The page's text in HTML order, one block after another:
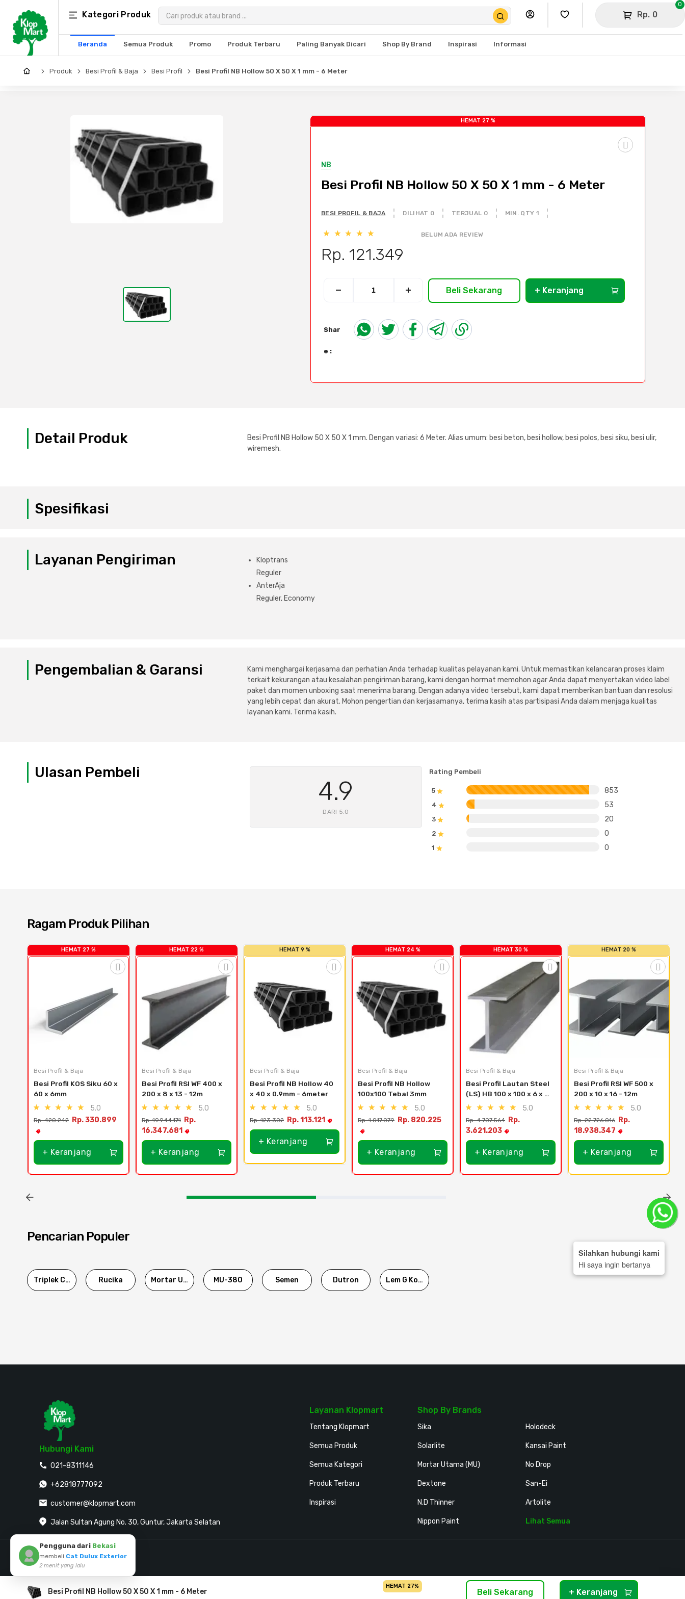
Kategori Produk Rp. 0
0
Beranda Semua Produk Promo Produk Terbaru Paling Banyak Dicari Shop By Brand Inspirasi Informasi
Kategori
Produk
Arsitektur
Produk Besi Profil & Baja Besi Profil Besi Profil NB Hollow 50 X 50 X 1 mm - 6 Meter
HEMAT 27 %
NB
Besi Profil NB Hollow 50 X 50 X 1 mm - 6 Meter
BESI PROFIL & BAJA DILIHAT 0 TERJUAL 0 MIN. QTY 1
BELUM ADA REVIEW
Rp. 121.349
Beli Sekarang + Keranjang
Shar
e :
Detail Produk
Besi Profil NB Hollow 50 X 50 X 1 mm. Dengan variasi: 6 Meter. Alias umum: besi beton, besi hollow, besi polos, besi siku, besi ulir,
wiremesh.
Spesifikasi
Layanan Pengiriman
Kloptrans
Reguler
AnterAja
Reguler, Economy
Pengembalian & Garansi
Kami menghargai kerjasama dan perhatian Anda terhadap kualitas pelayanan kami. Untuk memastikan kelancaran proses klaim
terkait kekurangan atau kesalahan pengiriman barang, kami dengan hormat memohon agar Anda dapat menyertakan video label
paket dan momen unboxing saat menerima barang. Dengan adanya video tersebut, kami dapat memberikan bantuan dan resolusi
yang lebih cepat dan akurat. Mohon pengertian dan kerjasamanya, terima kasih atas partisipasi Anda dalam menjaga kualitas
layanan kami. Terima kasih.
Ulasan Pembeli
4.9
DARI 5.0
Rating Pembeli
5 853
4 53
3 20
2 0
1 0
Besi Profil NB Hollow 50 X 50 X 1 mm - 6 Meter
HEMAT 27%
Beli Sekarang + Keranjang
Ragam Produk Pilihan
HEMAT 27 %
Besi Profil & Baja
Besi Profil KOS Siku 60 x
60 x 6mm
5.0
Rp. 420.242 Rp. 330.899
+ Keranjang
HEMAT 22 %
Besi Profil & Baja
Besi Profil RSI WF 400 x
200 x 8 x 13 - 12m
5.0
Rp. 19.944.171
Rp.
16.347.681
+ Keranjang
HEMAT 9 %
Besi Profil & Baja
Besi Profil NB Hollow 40
x 40 x 0.9mm - 6meter
5.0
Rp. 123.302 Rp. 113.121
+ Keranjang
HEMAT 24 %
Besi Profil & Baja
Besi Profil NB Hollow
100x100 Tebal 3mm
5.0
Rp. 1.017.079 Rp. 820.225
+ Keranjang
HEMAT 30 %
Besi Profil & Baja
Besi Profil Lautan Steel
(LS) HB 100 x 100 x 6 x 8
- 12 meter
5.0
Rp. 4.707.564
Rp.
3.621.203
+ Keranjang
HEMAT 20 %
Besi Profil & Baja
Besi Profil RSI WF 500 x
200 x 10 x 16 - 12m
5.0
Rp. 22.726.016
Rp.
18.938.347
+ Keranjang
Pencarian Populer
Triplek Cor Rucika Mortar Utama MU-380 Semen Dutron Lem G Korea
Hubungi Kami
021-8311146
+62818777092
customer@klopmart.com
Jalan Sultan Agung No. 30, Guntur, Jakarta Selatan
Layanan Klopmart
Tentang Klopmart
Semua Produk
Semua Kategori
Produk Terbaru
Inspirasi
Shop By Brands
Sika
Solarlite
Mortar Utama (MU)
Dextone
N.D Thinner
Nippon Paint
Holodeck
Kansai Paint
No Drop
San-Ei
Artolite
Lihat Semua
Mitra Pembayaran
Pengguna dari Bekasi
membeli Cat Dulux Exterior
2 menit yang lalu
Silahkan hubungi kami
Hi saya ingin bertanya